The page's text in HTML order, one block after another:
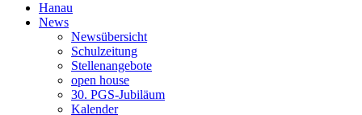
Hanau
News
Newsübersicht
Schulzeitung
Stellenangebote
open house
30. PGS-Jubiläum
Kalender